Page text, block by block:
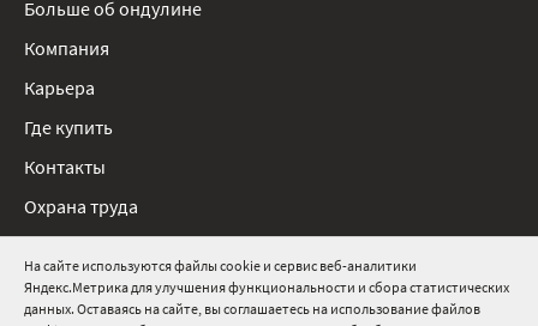
На сайте используются файлы cookie и сервис веб-аналитики
Яндекс.Метрика для улучшения функциональности и сбора статистических
данных. Оставаясь на сайте, вы соглашаетесь на использование файлов
8 800 511 91 82
Больше об ондулине
Компания
Карьера
Где купить
Контакты
Охрана труда